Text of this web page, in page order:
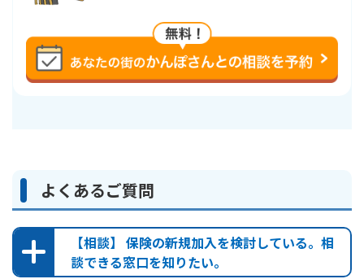
年金支払事由発生日またはその日の1
年ごとの応当日に生存しているとき 年金
・返戻金の水準を低くしています。
長生きした場合の年金受取額を大きくするため、保険料払込
期間満了前に被保険者が死亡された場合や解約された場合に
お支払いする返戻金の水準を低くしており、返戻金が保険料
払込累計額を下回ります。
よくあるご質問
【相談】 保険の新規加入を検討している。相
談できる窓口を知りたい。